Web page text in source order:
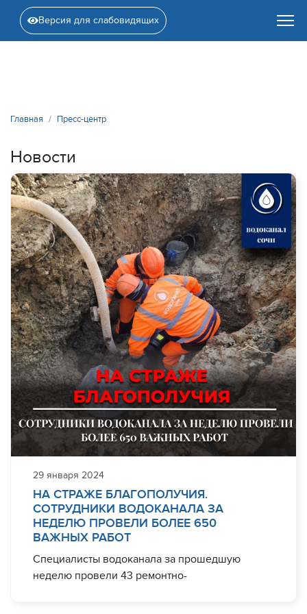
Версия для слабовидящих
Главная Пресс-центр
Новости
НА СТРАЖЕ БЛАГОПОЛУЧИЯ.
СОТРУДНИКИ ВОДОКАНАЛА ЗА
НЕДЕЛЮ ПРОВЕЛИ БОЛЕЕ 650
ВАЖНЫХ РАБОТ
29 января 2024
Специалисты водоканала за прошедшую
неделю провели 43 ремонтно-